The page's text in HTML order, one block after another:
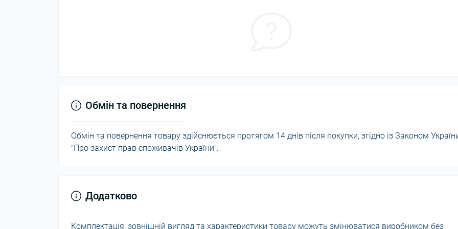
Обмін та повернення
Обмін та повернення товару здійснюється протягом 14 днів після покупки, згідно із Законом
"Про захист прав споживачів України".
Додатково
Комплектація, зовнішній вигляд та характеристики товару можуть змінюватися виробником без